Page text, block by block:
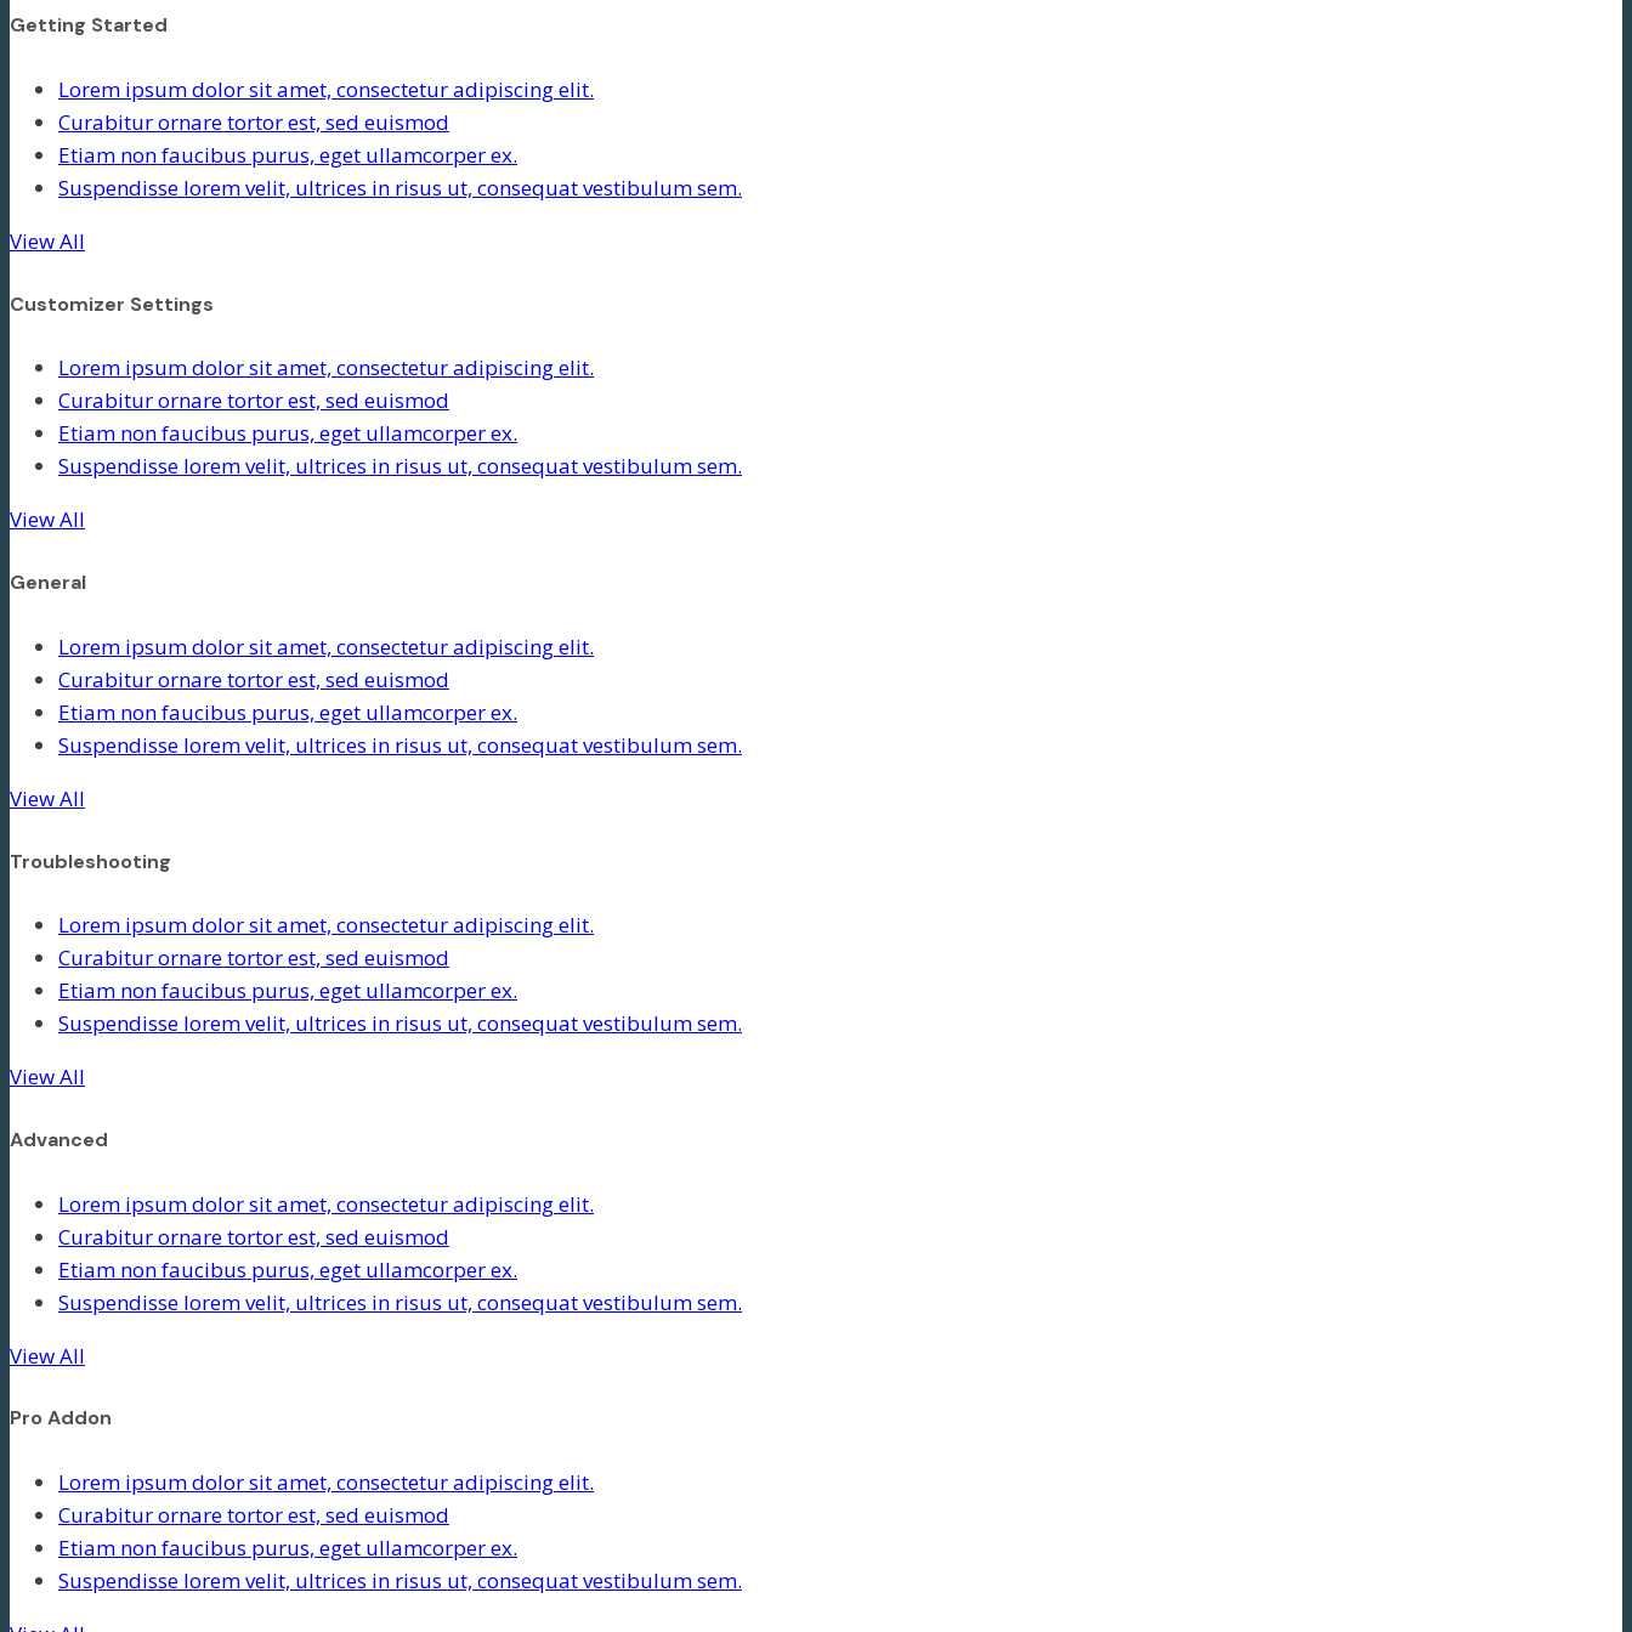
Getting Started
Lorem ipsum dolor sit amet, consectetur adipiscing elit.
Curabitur ornare tortor est, sed euismod
Etiam non faucibus purus, eget ullamcorper ex.
Suspendisse lorem velit, ultrices in risus ut, consequat vestibulum sem.
View All
Customizer Settings
Lorem ipsum dolor sit amet, consectetur adipiscing elit.
Curabitur ornare tortor est, sed euismod
Etiam non faucibus purus, eget ullamcorper ex.
Suspendisse lorem velit, ultrices in risus ut, consequat vestibulum sem.
View All
General
Lorem ipsum dolor sit amet, consectetur adipiscing elit.
Curabitur ornare tortor est, sed euismod
Etiam non faucibus purus, eget ullamcorper ex.
Suspendisse lorem velit, ultrices in risus ut, consequat vestibulum sem.
View All
Troubleshooting
Lorem ipsum dolor sit amet, consectetur adipiscing elit.
Curabitur ornare tortor est, sed euismod
Etiam non faucibus purus, eget ullamcorper ex.
Suspendisse lorem velit, ultrices in risus ut, consequat vestibulum sem.
View All
Advanced
Lorem ipsum dolor sit amet, consectetur adipiscing elit.
Curabitur ornare tortor est, sed euismod
Etiam non faucibus purus, eget ullamcorper ex.
Suspendisse lorem velit, ultrices in risus ut, consequat vestibulum sem.
View All
Pro Addon
Lorem ipsum dolor sit amet, consectetur adipiscing elit.
Curabitur ornare tortor est, sed euismod
Etiam non faucibus purus, eget ullamcorper ex.
Suspendisse lorem velit, ultrices in risus ut, consequat vestibulum sem.